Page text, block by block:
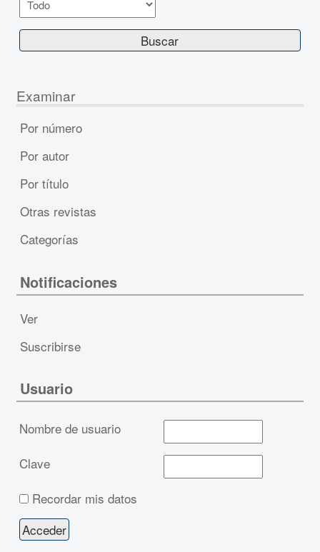
Examinar
Por número
Por autor
Por título
Otras revistas
Categorías
Notificaciones
Ver
Suscribirse
Usuario
Nombre de usuario
Clave
Recordar mis datos